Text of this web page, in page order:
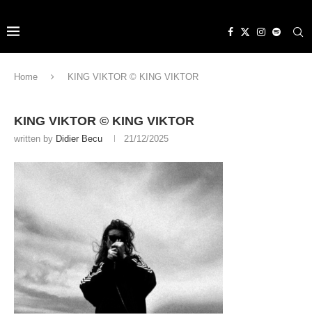
Home KING VIKTOR © KING VIKTOR
KING VIKTOR © KING VIKTOR
written by Didier Becu 21/12/2025